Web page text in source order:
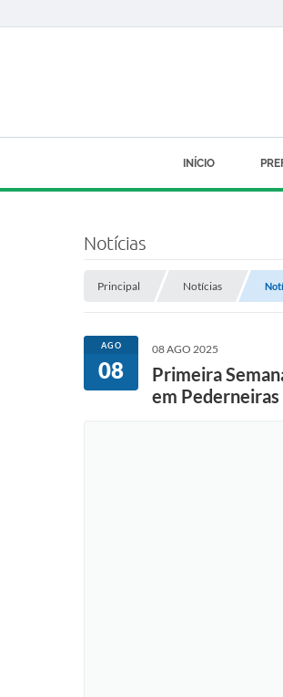
INÍCIO
Notícias
Principal Notícias
AGO
08
08 AGO 2025
Primeira
em Pederneiras